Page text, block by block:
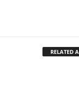
RELATED